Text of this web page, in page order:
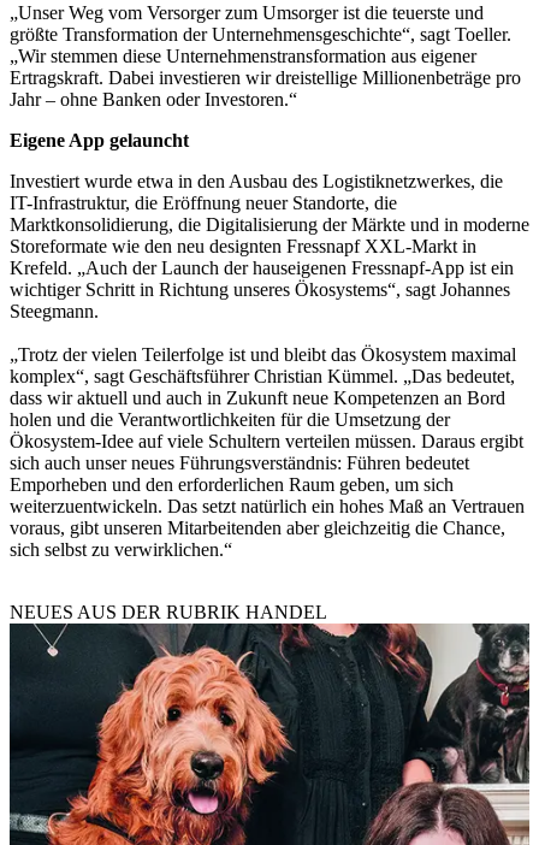
„Unser Weg vom Versorger zum Umsorger ist die teuerste und
größte Transformation der Unternehmensgeschichte“, sagt Toeller.
„Wir stemmen diese Unternehmenstransformation aus eigener
Ertragskraft. Dabei investieren wir dreistellige Millionenbeträge pro
Jahr – ohne Banken oder Investoren.“
Eigene App gelauncht
Investiert wurde etwa in den Ausbau des Logistiknetzwerkes, die
IT-Infrastruktur, die Eröffnung neuer Standorte, die
Marktkonsolidierung, die Digitalisierung der Märkte und in moderne
Storeformate wie den neu designten Fressnapf XXL-Markt in
Krefeld. „Auch der Launch der hauseigenen Fressnapf-App ist ein
wichtiger Schritt in Richtung unseres Ökosystems“, sagt Johannes
Steegmann.
„Trotz der vielen Teilerfolge ist und bleibt das Ökosystem maximal
komplex“, sagt Geschäftsführer Christian Kümmel. „Das bedeutet,
dass wir aktuell und auch in Zukunft neue Kompetenzen an Bord
holen und die Verantwortlichkeiten für die Umsetzung der
Ökosystem-Idee auf viele Schultern verteilen müssen. Daraus ergibt
sich auch unser neues Führungsverständnis: Führen bedeutet
Emporheben und den erforderlichen Raum geben, um sich
weiterzuentwickeln. Das setzt natürlich ein hohes Maß an Vertrauen
voraus, gibt unseren Mitarbeitenden aber gleichzeitig die Chance,
sich selbst zu verwirklichen.“
NEUES AUS DER RUBRIK HANDEL